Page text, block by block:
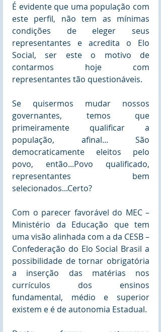
É evidente que uma população com
este perfil, não tem as mínimas
condições de eleger seus
representantes e acredita o Elo
Social, ser este o motivo de
contarmos hoje com
representantes tão questionáveis.
Se quisermos mudar nossos
governantes, temos que
primeiramente qualificar a
população, afinal... São
democraticamente eleitos pelo
povo, então...Povo qualificado,
representantes bem
selecionados...Certo?
Com o parecer favorável do MEC –
Ministério da Educação que tem
uma visão alinhada com a da CESB –
Confederação do Elo Social Brasil a
possibilidade de tornar obrigatória
a inserção das matérias nos
currículos dos ensinos
fundamental, médio e superior
existem e é de autonomia Estadual.